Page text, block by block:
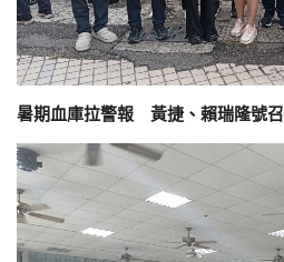
暑期血庫拉警報 黃捷、賴瑞隆號